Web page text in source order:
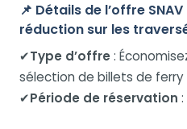
📌 Détails de l’offre SNAV
réduction sur les
✔Type d’offre:
sélection de billets de ferry
✔Période de réservation